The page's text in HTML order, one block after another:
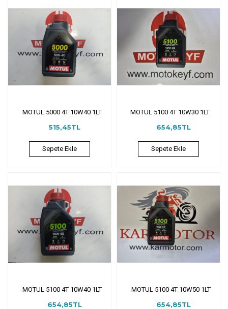
MOTUL 5000 4T 10W40 1LT
515,45TL
Sepete Ekle
MOTUL 5100 4T 10W30 1LT
654,85TL
Sepete Ekle
MOTUL 5100 4T 10W40 1LT
654,85TL
MOTUL 5100 4T 10W50 1LT
654,85TL